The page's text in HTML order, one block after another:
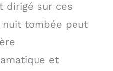
dirigé sur ces
nuit tombée peut
et